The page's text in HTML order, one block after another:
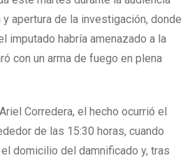
apertura de la investigación, donde
imputado habría amenazado a la
con un arma de fuego en plena
Corredera, el hecho ocurrió el
de las 15:30 horas, cuando
domicilio del damnificado y, tras